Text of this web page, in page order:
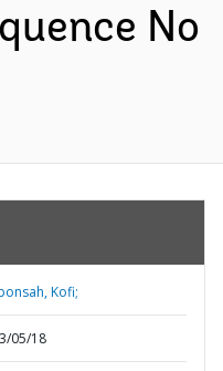
No
Kofi;
05/18